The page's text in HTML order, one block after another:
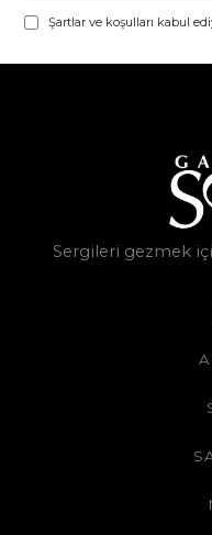
Şartlar ve koşulları kabul
Sergileri gezmek